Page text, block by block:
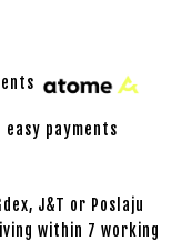
payments
J&T or Poslaju
within 7 working